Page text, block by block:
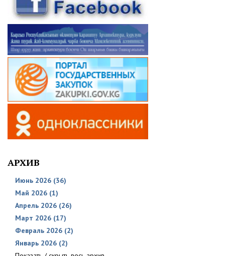
АРХИВ
Июнь 2026 (36)
Май 2026 (1)
Апрель 2026 (26)
Март 2026 (17)
Февраль 2026 (2)
Январь 2026 (2)